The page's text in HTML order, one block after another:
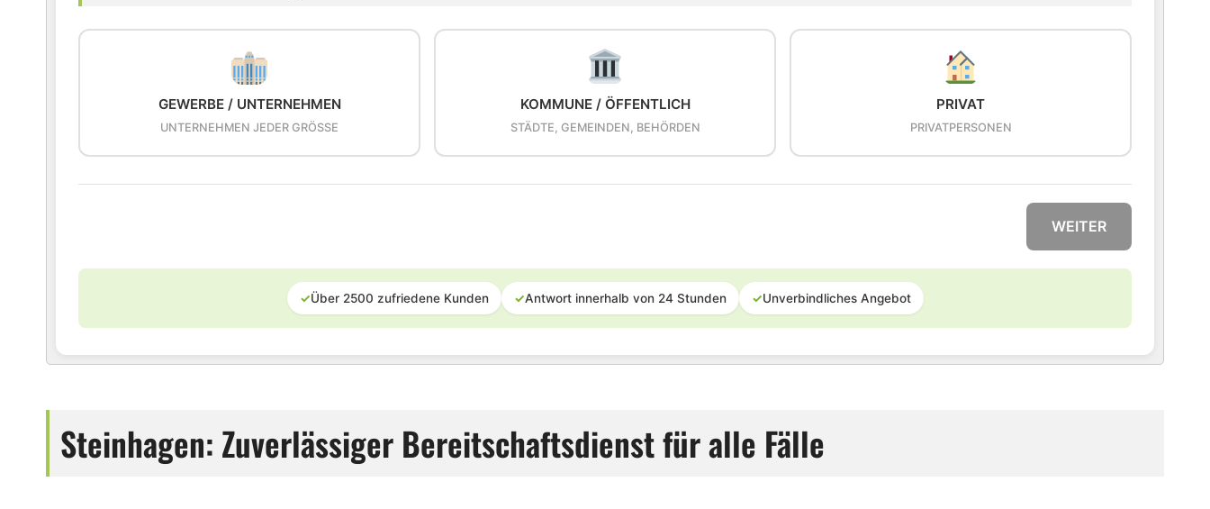
GEWERBE / UNTERNEHMEN
UNTERNEHMEN JEDER GRÖSSE
KOMMUNE / ÖFFENTLICH
STÄDTE, GEMEINDEN, BEHÖRDEN
PRIVAT
PRIVATPERSONEN
WEITER
✓Über 2500 zufriedene Kunden ✓Antwort innerhalb von 24 Stunden ✓Unverbindliches Angebot
Steinhagen: Zuverlässiger Bereitschaftsdienst für alle Fälle